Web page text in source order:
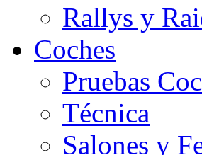
Rallys y
Coches
Pruebas
Técnica
Salones y